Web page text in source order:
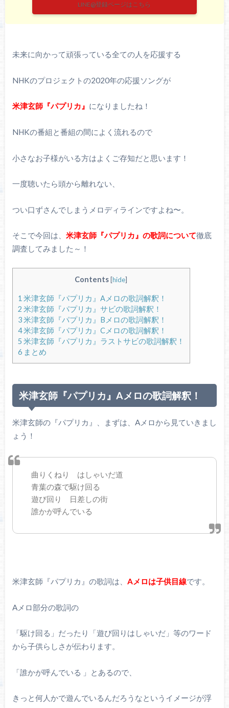
LINE@登録ページはこちら
未来に向かって頑張っている全ての人を応援する
NHKのプロジェクトの2020年の応援ソングが
米津玄師『パプリカ』 になりましたね！
NHKの番組と番組の間によく流れるので
小さなお子様がいる方はよくご存知だと思います！
一度聴いたら頭から離れない、
つい口ずさんでしまうメロディラインですよね〜。
そこで今回は、 米津玄師『パプリカ』の歌詞について徹底
調査してみました～！
Contents [hide]
1 米津玄師『パプリカ』Aメロの歌詞解釈！
2 米津玄師『パプリカ』サビの歌詞解釈！
3米津玄師『パプリカ』Bメロの歌詞解釈！
4米津玄師『パプリカ』Cメロの歌詞解釈！
5 米津玄師『パプリカ』ラストサビの歌詞解釈！
6まとめ
米津玄師『パプリカ』Aメロの歌詞解釈！
米津玄師の『パプリカ』、まずは、Aメロから見ていきまし
ょう！
曲りくねり はしゃいだ道
青葉の森で駆け回る
遊び回り 日差しの街
誰かが呼んでいる
米津玄師『パプリカ』の歌詞は、 Aメロは子供目線です。
Aメロ部分の歌詞の
「駆け回る」だったり「遊び回りはしゃいだ」等のワード
から子供らしさが伝わります。
「誰かが呼んでいる 」とあるので、
きっと何人かで遊んでいるんだろうなというイメージが浮